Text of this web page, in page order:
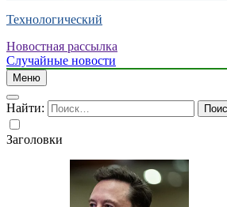
Технологический
Новостная рассылка
Случайные новости
Меню
Найти:
Заголовки